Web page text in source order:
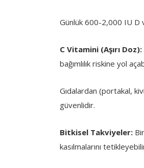
Günlük 600-2,000 IU D
C Vitamini (Aşırı Doz):
bağımlılık riskine yol
Gıdalardan (portakal,
güvenlidir.
Bitkisel Takviyeler:
kasılmalarını